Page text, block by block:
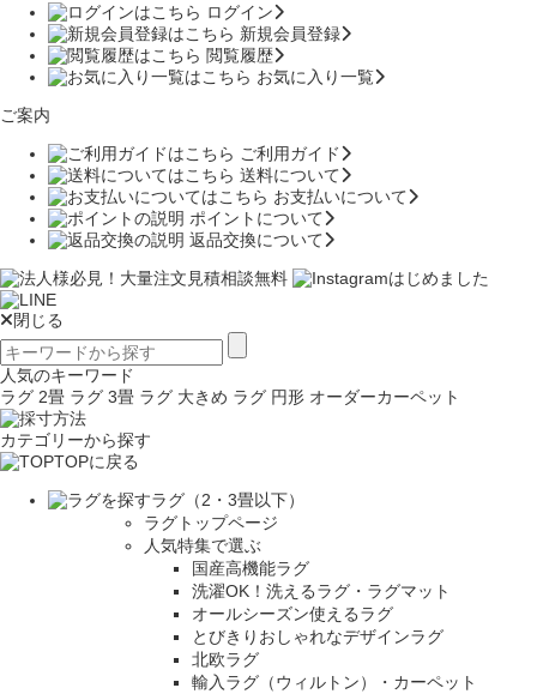
ログイン
新規会員登録
閲覧履歴
お気に入り一覧
ご案内
ご利用ガイド
送料について
お支払いについて
ポイントについて
返品交換について
閉じる
人気のキーワード
ラグ 2畳 ラグ 3畳 ラグ 大きめ ラグ 円形 オーダーカーペット
カテゴリーから探す
TOPに戻る
ラグ（2・3畳以下）
ラグトップページ
人気特集で選ぶ
国産高機能ラグ
洗濯OK！洗えるラグ・ラグマット
オールシーズン使えるラグ
とびきりおしゃれなデザインラグ
北欧ラグ
輸入ラグ（ウィルトン）・カーペット